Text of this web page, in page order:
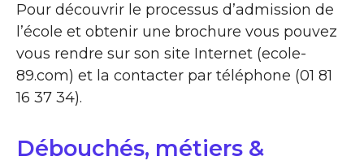
Pour découvrir le processus d’admission de
l’école et obtenir une brochure vous pouvez
vous rendre sur son site Internet (ecole-
89.com) et la contacter par téléphone (01 81
16 37 34).
Débouchés, métiers &